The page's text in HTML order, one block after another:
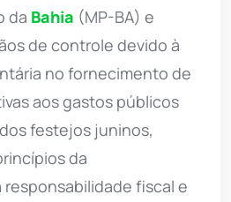
da Bahia (MP-BA) e
de controle devido à
no fornecimento de
aos gastos públicos
festejos juninos,
da
fiscal e